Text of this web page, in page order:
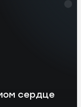
сердце